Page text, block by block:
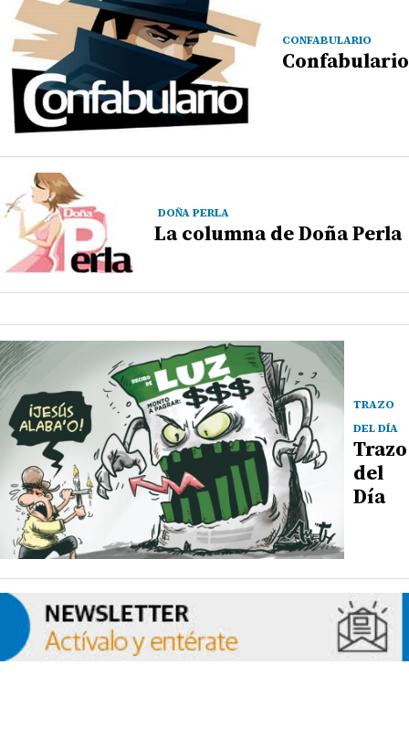
CONFABULARIO
Confabulario
DOÑA PERLA
La columna de Doña Perla
TRAZO
DEL DÍA
Trazo
del
Día